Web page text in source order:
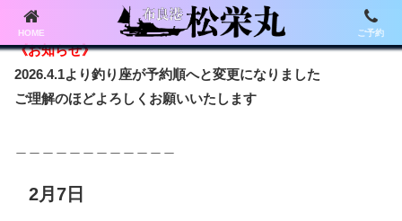
《お知らせ》
2026.4.1より釣り座が予約順へと変更になりました
ご理解のほどよろしくお願いいたします
2月7日
HOME ご予約